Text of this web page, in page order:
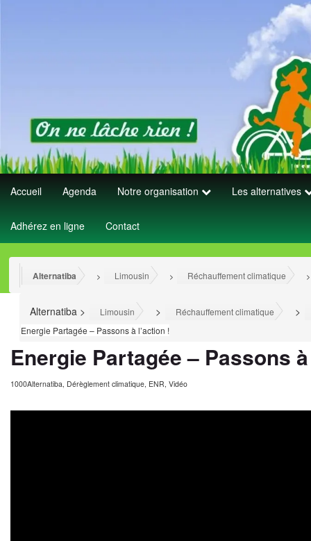
Accueil Agenda Notre organisation Les alternatives
Adhérez en ligne Contact
Alternatiba > Limousin > Réchauffement climatique
Alternatiba > Limousin > Réchauffement climatique >
Energie Partagée – Passons à l’action !
Energie Partagée – Passons
1000Alternatiba, Dérèglement climatique, ENR, Vidéo